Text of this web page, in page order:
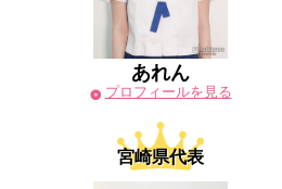
あれん
プロフィールを見る
宮崎県代表